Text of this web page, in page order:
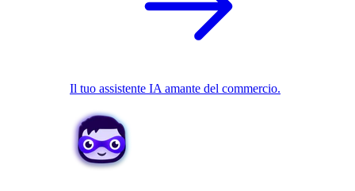
Il tuo assistente IA amante del commercio.